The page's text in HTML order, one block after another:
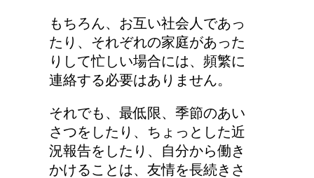
もちろん、お互い社会人であっ
たり、それぞれの家庭があった
りして忙しい場合には、頻繁に
連絡する必要はありません。
それでも、最低限、季節のあい
さつをしたり、ちょっとした近
況報告をしたり、自分から働き
かけることは、友情を長続きさ